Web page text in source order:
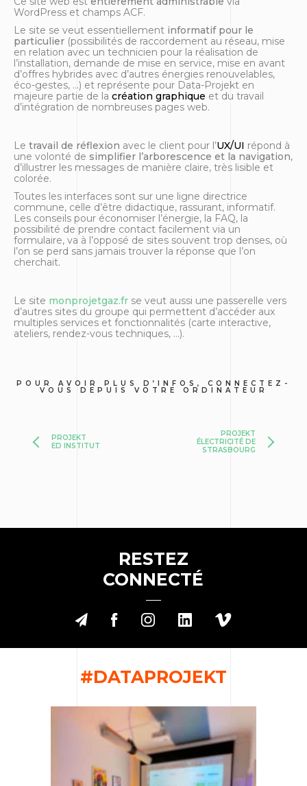
majeur du gaz naturel
dans le Bas-Rhin
R-GDS
WordPress et champs ACF.
Le site se veut essentiellement informatif pour le
particulier (possibilités de raccordement au réseau, mise
en relation avec un technicien pour la réalisation de
l’installation, demande de mise en service, mise en avant
d’offres hybrides avec d’autres énergies renouvelables,
éco-gestes, …) et représente pour Data-Projekt en
majeure partie de la création graphique et du travail
d’intégration de nombreuses pages web.
Le travail de réflexion avec le client pour l’UX/UI répond à
une volonté de simplifier l’arborescence et la navigation,
d’illustrer les messages de manière claire, très lisible et
colorée.
Toutes les interfaces sont sur une ligne directrice
commune, celle d’être didactique, rassurant, informatif.
Les conseils pour économiser l’énergie, la FAQ, la
possibilité de prendre contact facilement via un
formulaire, va à l’opposé de sites souvent trop denses, où
l’on se perd sans jamais trouver la réponse que l’on
cherchait.
Le site monprojetgaz.fr se veut aussi une passerelle vers
d’autres sites du groupe qui permettent d’accéder aux
multiples services et fonctionnalités (carte interactive,
ateliers, rendez-vous techniques, …).
POUR AVOIR PLUS D’INFOS, CONNECTEZ-
VOUS DEPUIS VOTRE ORDINATEUR
PROJEKT
ED INSTITUT
PROJEKT
ÉLECTRICITÉ DE
STRASBOURG
RESTEZ
CONNECTÉ
#DATAPROJEKT